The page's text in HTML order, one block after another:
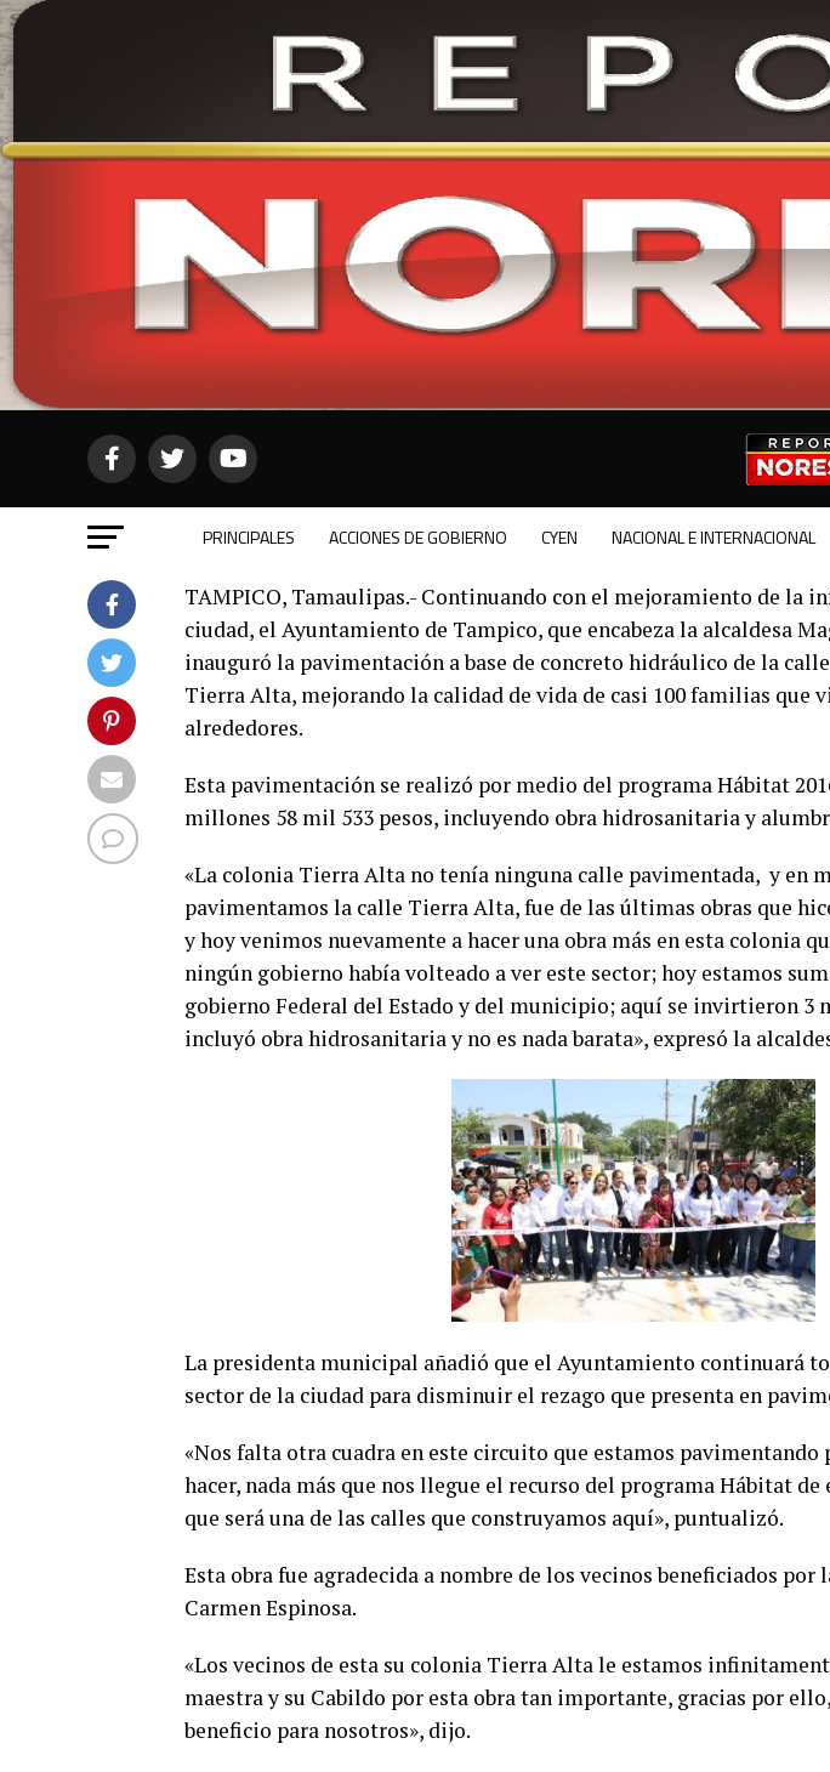
PRINCIPALES ACCIONES DE GOBIERNO CYEN NACIONAL E INTERNACIONAL
TAMPICO, Tamaulipas.- Continuando con el mejoramiento de la
ciudad, el Ayuntamiento de Tampico, que encabeza la alcaldesa
inauguró la pavimentación a base de concreto hidráulico de la
Tierra Alta, mejorando la calidad de vida de casi 100 familias que
alrededores.
Esta pavimentación se realizó por medio del programa Hábitat
millones 58 mil 533 pesos, incluyendo obra hidrosanitaria y
«La colonia Tierra Alta no tenía ninguna calle pavimentada, y en
pavimentamos la calle Tierra Alta, fue de las últimas obras que
y hoy venimos nuevamente a hacer una obra más en esta colonia
ningún gobierno había volteado a ver este sector; hoy estamos
gobierno Federal del Estado y del municipio; aquí se invirtieron 3
incluyó obra hidrosanitaria y no es nada barata», expresó la
La presidenta municipal añadió que el Ayuntamiento continuará
sector de la ciudad para disminuir el rezago que presenta en
«Nos falta otra cuadra en este circuito que estamos pavimentando
hacer, nada más que nos llegue el recurso del programa Hábitat de
que será una de las calles que construyamos aquí», puntualizó.
Esta obra fue agradecida a nombre de los vecinos beneficiados por
Carmen Espinosa.
«Los vecinos de esta su colonia Tierra Alta le estamos
maestra y su Cabildo por esta obra tan importante, gracias por
beneficio para nosotros», dijo.